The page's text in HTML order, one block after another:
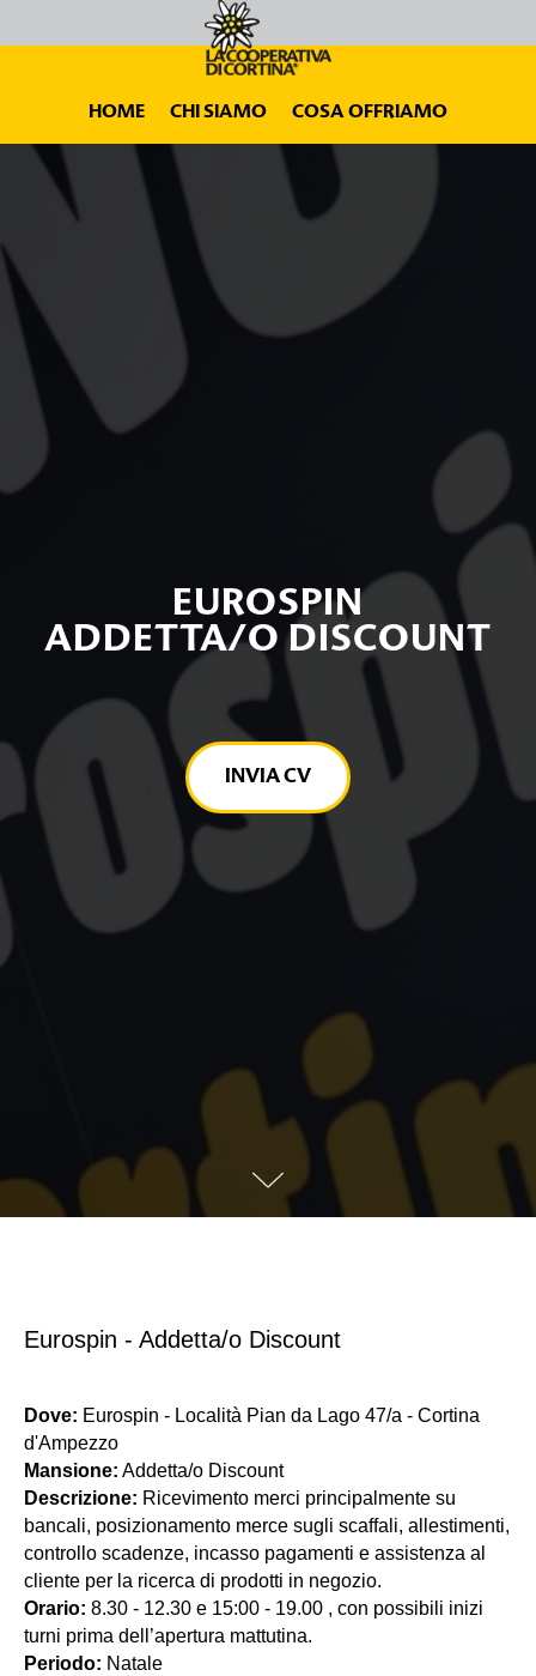
CHI SIAMO COSA OFFRIAMO
HOME
EUROSPIN
ADDETTA/O DISCOUNT
INVIA CV
Eurospin - Addetta/o Discount
Dove: Eurospin - Località Pian da Lago 47/a - Cortina
d'Ampezzo
Mansione: Addetta/o Discount
Descrizione: Ricevimento merci principalmente su
bancali, posizionamento merce sugli scaffali, allestimenti,
controllo scadenze, incasso pagamenti e assistenza al
cliente per la ricerca di prodotti in negozio.
Orario: 8.30 - 12.30 e 15:00 - 19.00 , con possibili inizi
turni prima dell’apertura mattutina.
Periodo: Natale